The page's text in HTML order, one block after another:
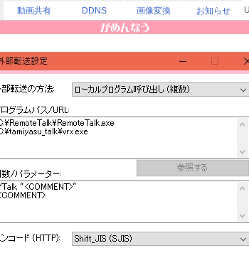
動画共有 DDNS 画像変換 お知らせ